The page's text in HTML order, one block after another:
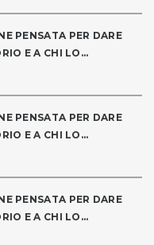
PENSATA PER DARE
E A CHI LO...
PENSATA PER DARE
E A CHI LO...
PENSATA PER DARE
E A CHI LO...